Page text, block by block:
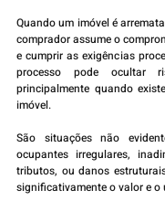
Quando um imóvel é
comprador assume o
e cumprir as exigências
processo pode ocultar
principalmente quando
imóvel.
São situações não
ocupantes irregulares,
tributos, ou danos
significativamente o valor e o